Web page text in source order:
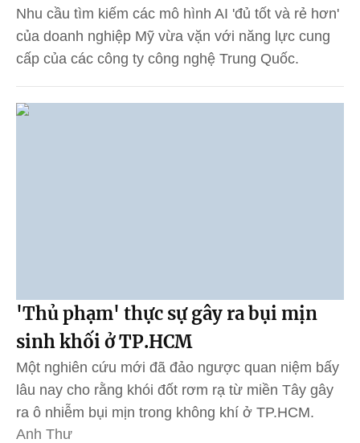
Nhu cầu tìm kiếm các mô hình AI 'đủ tốt và rẻ hơn'
của doanh nghiệp Mỹ vừa vặn với năng lực cung
cấp của các công ty công nghệ Trung Quốc.
'Thủ phạm' thực sự gây ra bụi mịn
sinh khối ở TP.HCM
Một nghiên cứu mới đã đảo ngược quan niệm bấy
lâu nay cho rằng khói đốt rơm rạ từ miền Tây gây
ra ô nhiễm bụi mịn trong không khí ở TP.HCM.
Anh Thư